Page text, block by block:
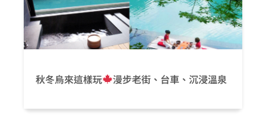
秋冬烏來這樣玩 漫步老街、台車、沉浸溫泉